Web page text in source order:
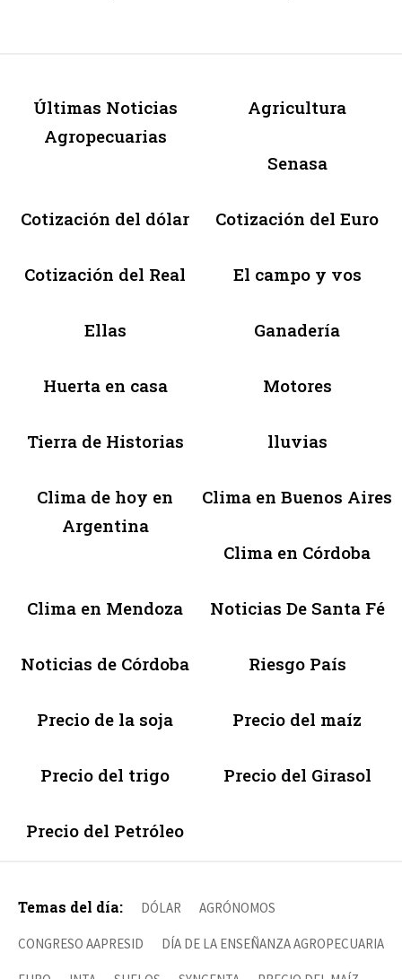
Últimas Noticias
Agropecuarias
Agricultura
Senasa
Cotización del dólar Cotización del Euro
Cotización del Real El campo y vos
Ellas Ganadería
Huerta en casa Motores
Tierra de Historias lluvias
Clima de hoy en
Argentina
Clima en Buenos Aires
Clima en Córdoba
Clima en Mendoza Noticias De Santa Fé
Noticias de Córdoba Riesgo País
Precio de la soja Precio del maíz
Precio del trigo Precio del Girasol
Precio del Petróleo
Temas del día: DÓLAR AGRÓNOMOS
CONGRESO AAPRESID DÍA DE LA ENSEÑANZA AGROPECUARIA